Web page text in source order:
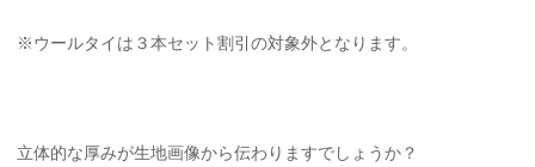
※ウールタイは３本セット割引の対象外となります。
立体的な厚みが生地画像から伝わりますでしょうか？